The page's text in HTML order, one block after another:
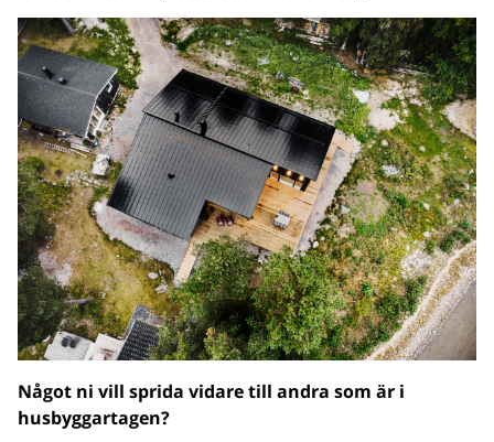
Något ni vill sprida vidare till andra som är i
husbyggartagen?